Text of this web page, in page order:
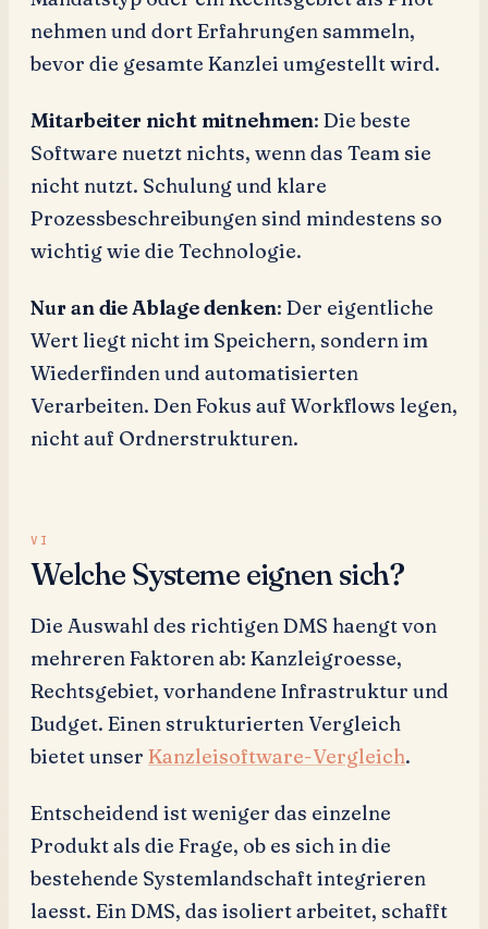
nehmen und dort Erfahrungen sammeln,
bevor die gesamte Kanzlei umgestellt wird.
Mitarbeiter nicht mitnehmen: Die beste
Software nuetzt nichts, wenn das Team sie
nicht nutzt. Schulung und klare
Prozessbeschreibungen sind mindestens so
wichtig wie die Technologie.
Nur an die Ablage denken: Der eigentliche
Wert liegt nicht im Speichern, sondern im
Wiederfinden und automatisierten
Verarbeiten. Den Fokus auf Workflows legen,
nicht auf Ordnerstrukturen.
Welche Systeme eignen sich?
Die Auswahl des richtigen DMS haengt von
mehreren Faktoren ab: Kanzleigroesse,
Rechtsgebiet, vorhandene Infrastruktur und
Budget. Einen strukturierten Vergleich
bietet unser Kanzleisoftware-Vergleich.
Entscheidend ist weniger das einzelne
Produkt als die Frage, ob es sich in die
bestehende Systemlandschaft integrieren
laesst. Ein DMS, das isoliert arbeitet, schafft